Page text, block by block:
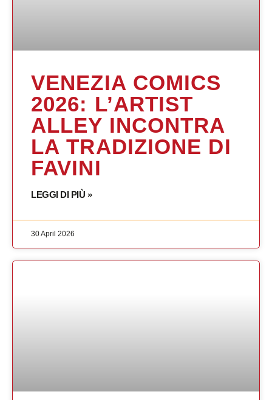
VENEZIA COMICS
2026: L’ARTIST
ALLEY INCONTRA
LA TRADIZIONE DI
FAVINI
LEGGI DI PIÙ »
30 April 2026